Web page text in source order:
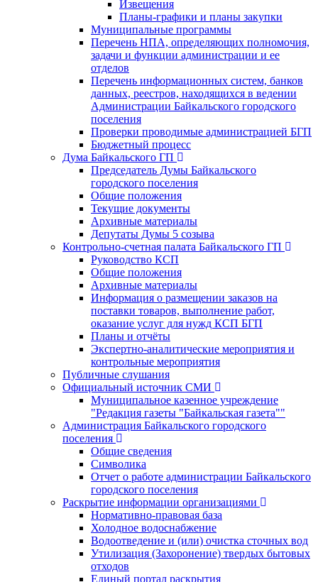
Извещения
Планы-графики и планы закупки
Муниципальные программы
Перечень НПА, определяющих полномочия,
задачи и функции администрации и ее
отделов
Перечень информационных систем, банков
данных, реестров, находящихся в ведении
Администрации Байкальского городского
поселения
Проверки проводимые администрацией БГП
Бюджетный процесс
Дума Байкальского ГП
Председатель Думы Байкальского
городского поселения
Общие положения
Текущие документы
Архивные материалы
Депутаты Думы 5 созыва
Контрольно-счетная палата Байкальского ГП
Руководство КСП
Общие положения
Архивные материалы
Информация о размещении заказов на
поставки товаров, выполнение работ,
оказание услуг для нужд КСП БГП
Планы и отчёты
Экспертно-аналитические мероприятия и
контрольные мероприятия
Публичные слушания
Официальный источник СМИ
Муниципальное казенное учреждение
"Редакция газеты "Байкальская газета""
Администрация Байкальского городского
поселения
Общие сведения
Символика
Отчет о работе администрации Байкальского
городского поселения
Раскрытие информации организациями
Нормативно-правовая база
Холодное водоснабжение
Водоотведение и (или) очистка сточных вод
Утилизация (Захоронение) твердых бытовых
отходов
Единый портал раскрытия